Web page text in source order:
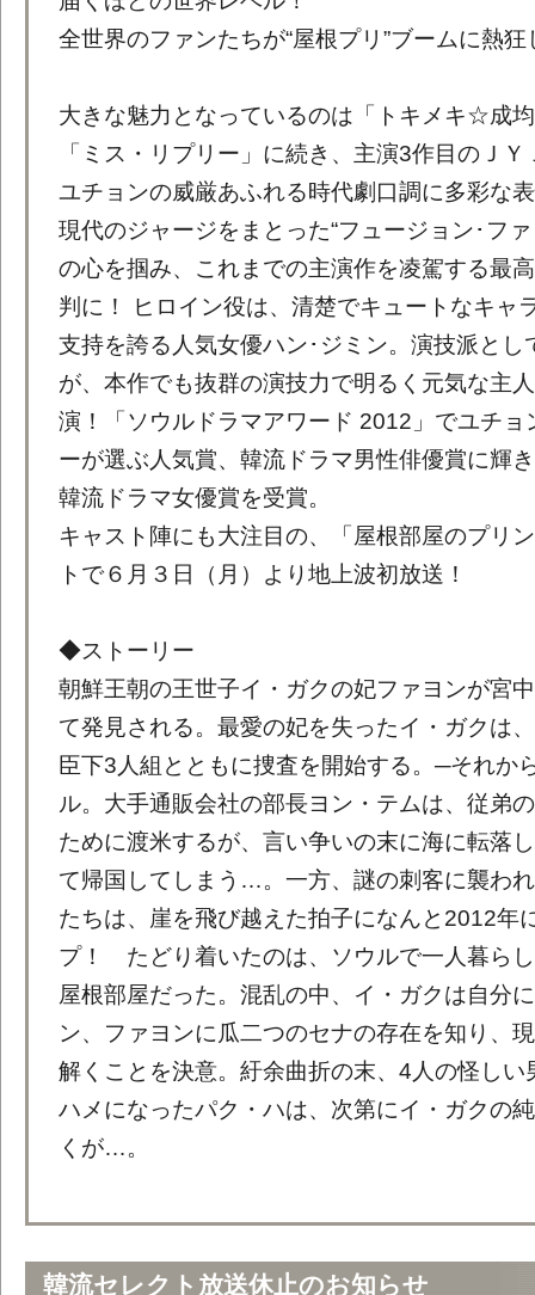
全世界のファンたちが“屋根プリ”ブームに熱狂
大きな魅力となっているのは「トキメキ☆成
「ミス・リプリー」に続き、主演3作目のＪ
ユチョンの威厳あふれる時代劇口調に多彩な
現代のジャージをまとった“フュージョン･フ
の心を掴み、これまでの主演作を凌駕する最
判に！ ヒロイン役は、清楚でキュートなキャ
支持を誇る人気女優ハン･ジミン。演技派とし
が、本作でも抜群の演技力で明るく元気な主
演！「ソウルドラマアワード 2012」でユチョ
ーが選ぶ人気賞、韓流ドラマ男性俳優賞に輝
韓流ドラマ女優賞を受賞。
キャスト陣にも大注目の、「屋根部屋のプリ
トで６月３日（月）より地上波初放送！
◆ストーリー
朝鮮王朝の王世子イ・ガクの妃ファヨンが宮
て発見される。最愛の妃を失ったイ・ガクは
臣下3人組とともに捜査を開始する。─それか
ル。大手通販会社の部長ヨン・テムは、従弟
ために渡米するが、言い争いの末に海に転落
て帰国してしまう…。一方、謎の刺客に襲わ
たちは、崖を飛び越えた拍子になんと2012年
プ！ たどり着いたのは、ソウルで一人暮ら
屋根部屋だった。混乱の中、イ・ガクは自分
ン、ファヨンに瓜二つのセナの存在を知り、
解くことを決意。紆余曲折の末、4人の怪しい
ハメになったパク・ハは、次第にイ・ガクの
くが…。
韓流セレクト放送休止のお知らせ